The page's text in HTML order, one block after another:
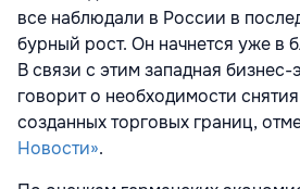
все наблюдали в России в
бурный рост. Он начнется уже в
В связи с этим западная бизнес-
говорит о необходимости
созданных торговых границ,
Новости».